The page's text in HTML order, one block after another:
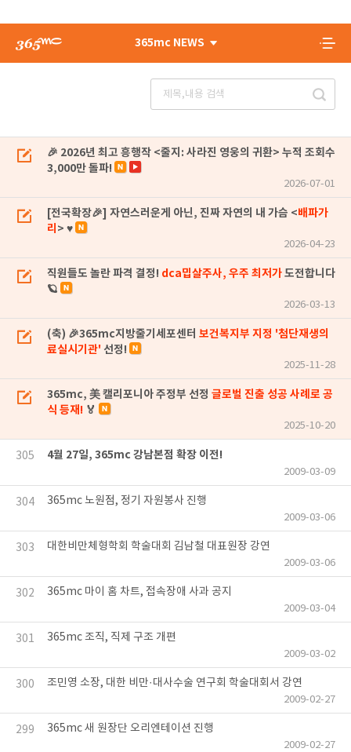
365mc NEWS
🎉 2026년 최고 흥행작 <줄지: 사라진 영웅의 귀환> 누적 조회수
3,000만 돌파!
2026-07-01
[전국확장🎉] 자연스러운게 아닌, 진짜 자연의 내 가슴 <배파가
리 > ♥
2026-04-23
직원들도 놀란 파격 결정! dca밉살주사, 우주 최저가도전합니다
🪐
2026-03-13
(축) 🎉365mc지방줄기세포센터 보건복지부 지정 '첨단재생의
료실시기관' 선정!
2025-11-28
365mc, 美 캘리포니아 주정부 선정 글로벌 진출 성공 사례로 공
식 등재! 🏅
2025-10-20
305 4월 27일, 365mc 강남본점 확장 이전!
2009-03-09
304 365mc 노원점, 정기 자원봉사 진행
2009-03-06
303 대한비만체형학회 학술대회 김남철 대표원장 강연
2009-03-06
302 365mc 마이 홈 차트, 접속장애 사과 공지
2009-03-04
301 365mc 조직, 직제 구조 개편
2009-03-02
300 조민영 소장, 대한 비만·대사수술 연구회 학술대회서 강연
2009-02-27
299 365mc 새 원장단 오리엔테이션 진행
2009-02-27